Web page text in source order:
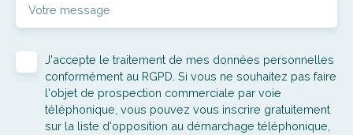
Votre message
J'accepte le traitement de mes données personnelles
conformément au RGPD. Si vous ne souhaitez pas faire
l'objet de prospection commerciale par voie
téléphonique, vous pouvez vous inscrire gratuitement
sur la liste d'opposition au démarchage téléphonique,